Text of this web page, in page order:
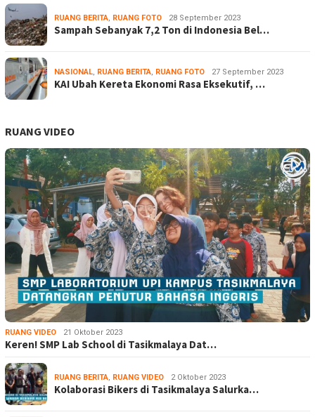
RUANG BERITA, RUANG FOTO 28 September 2023
Sampah Sebanyak 7,2 Ton di Indonesia Bel…
NASIONAL, RUANG BERITA, RUANG FOTO 27 September 2023
KAI Ubah Kereta Ekonomi Rasa Eksekutif, …
RUANG VIDEO
RUANG VIDEO 21 Oktober 2023
Keren! SMP Lab School di Tasikmalaya Dat…
RUANG BERITA, RUANG VIDEO 2 Oktober 2023
Kolaborasi Bikers di Tasikmalaya Salurka…